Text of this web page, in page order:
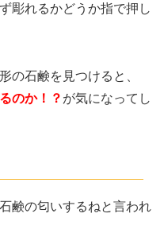
彫れるかどうか指で押し
の石鹸を見つけると、
のか！？ が気になってし
鹸の匂いするねと言われ